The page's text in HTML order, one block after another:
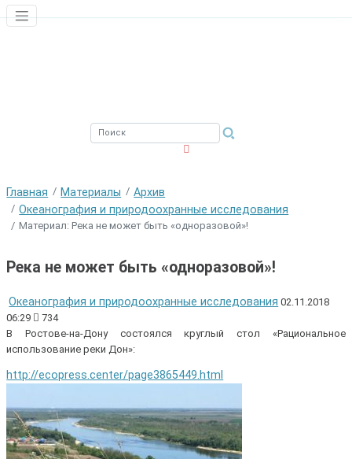
Главная Материалы
Архив
Океанография и природоохранные исследования
Материал: Река не может быть «одноразовой»!
Река не может быть «одноразовой»!
Океанография и природоохранные исследования 02.11.2018
06:29
734
В Ростове-на-Дону состоялся круглый стол «Рациональное
использование реки Дон»:
http://ecopress.center/page3865449.html